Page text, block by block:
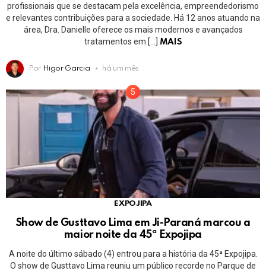
profissionais que se destacam pela excelência, empreendedorismo
e relevantes contribuições para a sociedade. Há 12 anos atuando na
área, Dra. Danielle oferece os mais modernos e avançados
tratamentos em […] MAIS
Por Higor Garcia há um mês
EXPOJIPA
Show de Gusttavo Lima em Ji-Paraná marcou a
maior noite da 45ª Expojipa
A noite do último sábado (4) entrou para a história da 45ª Expojipa.
O show de Gusttavo Lima reuniu um público recorde no Parque de